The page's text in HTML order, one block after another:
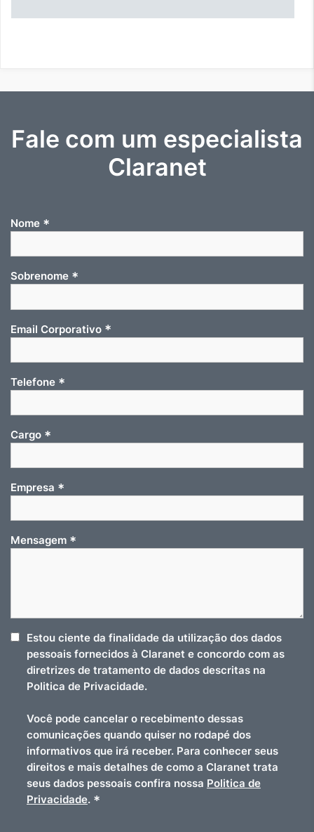
Fale com um especialista
Claranet
Nome *
Sobrenome *
Email Corporativo *
Telefone *
Cargo *
Empresa *
Mensagem *
Estou ciente da finalidade da utilização dos dados
pessoais fornecidos à Claranet e concordo com as
diretrizes de tratamento de dados descritas na
Politica de Privacidade.
Você pode cancelar o recebimento dessas
comunicações quando quiser no rodapé dos
informativos que irá receber. Para conhecer seus
direitos e mais detalhes de como a Claranet trata
seus dados pessoais confira nossa Politica de
Privacidade. *